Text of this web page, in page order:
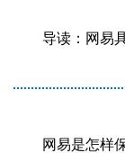
导读：网易
网易是怎样